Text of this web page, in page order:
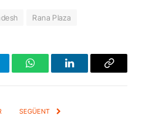
Rana Plaza
WhatsAppLinkedInCopy
SEGÜENT